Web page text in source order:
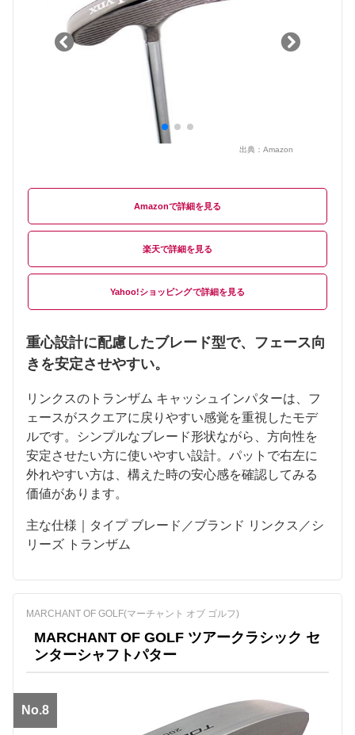
出典： Amazon
Amazon
楽天
Yahoo!ショッピング
重心設計に配慮したブレード型で、フェース向
きを安定させやすい。
リンクスのトランザム キャッシュインパターは、フ
ェースがスクエアに戻りやすい感覚を重視したモデ
ルです。シンプルなブレード形状ながら、方向性を
安定させたい方に使いやすい設計。パットで右左に
外れやすい方は、構えた時の安心感を確認してみる
価値があります。
主な仕様｜タイプ ブレード／ブランド リンクス／シ
リーズ トランザム
MARCHANT OF GOLF(マーチャント オブ ゴルフ)
MARCHANT OF GOLF ツアークラシック セ
ンターシャフトパター
No.8